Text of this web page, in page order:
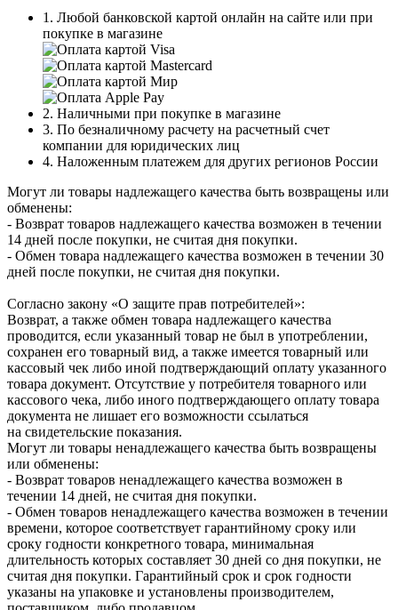
1. Любой банковской картой онлайн на сайте или при
покупке в магазине
2. Наличными при покупке в магазине
3. По безналичному расчету на расчетный счет
компании для юридических лиц
4. Наложенным платежем для других регионов России
Могут ли товары надлежащего качества быть возвращены или
обменены:
- Возврат товаров надлежащего качества возможен в течении
14 дней после покупки, не считая дня покупки.
- Обмен товара надлежащего качества возможен в течении 30
дней после покупки, не считая дня покупки.
Согласно закону «О защите прав потребителей»:
Возврат, а также обмен товара надлежащего качества
проводится, если указанный товар не был в употреблении,
сохранен его товарный вид, а также имеется товарный или
кассовый чек либо иной подтверждающий оплату указанного
товара документ. Отсутствие у потребителя товарного или
кассового чека, либо иного подтверждающего оплату товара
документа не лишает его возможности ссылаться
на свидетельские показания.
Могут ли товары ненадлежащего качества быть возвращены
или обменены:
- Возврат товаров ненадлежащего качества возможен в
течении 14 дней, не считая дня покупки.
- Обмен товаров ненадлежащего качества возможен в течении
времени, которое соответствует гарантийному сроку или
сроку годности конкретного товара, минимальная
длительность которых составляет 30 дней со дня покупки, не
считая дня покупки. Гарантийный срок и срок годности
указаны на упаковке и установлены производителем,